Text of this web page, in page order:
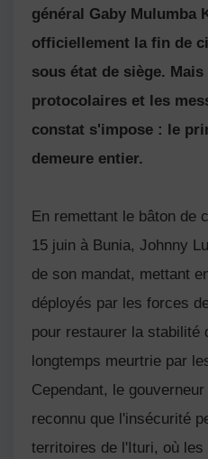
général Gaby Mulumba
officiellement la fin de
sous état de siège.
protocolaires et les
constat s'impose : le
demeure entier.
En remettant le bâton de
15 juin à Bunia, Johnny
de son mandat, mettant
déployés par les forces
pour restaurer la stabilité
longtemps meurtrie par
Cependant, le
reconnu que l'insécurité
territoires de l'Ituri, où les